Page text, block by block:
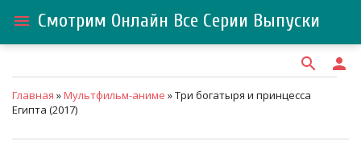
menu Смотрим Онлайн Все Серии Выпуски
search person
Главная »Мультфильм-аниме » Три богатыря и принцесса
Египта (2017)